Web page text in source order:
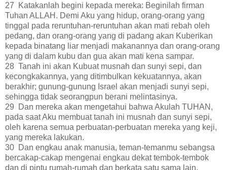
27 Katakanlah begini kepada mereka: Beginilah firman
Tuhan ALLAH. Demi Aku yang hidup, orang-orang yang
tinggal pada reruntuhan-reruntuhan akan mati rebah oleh
pedang, dan orang-orang yang di padang akan Kuberikan
kepada binatang liar menjadi makanannya dan orang-orang
yang di dalam kubu dan gua akan mati kena sampar.
28 Tanah ini akan Kubuat musnah dan sunyi sepi, dan
kecongkakannya, yang ditimbulkan kekuatannya, akan
berakhir; gunung-gunung Israel akan menjadi sunyi sepi,
sehingga tidak seorangpun berani melintasinya.
29 Dan mereka akan mengetahui bahwa Akulah TUHAN,
pada saat Aku membuat tanah ini musnah dan sunyi sepi,
oleh karena semua perbuatan-perbuatan mereka yang keji,
yang mereka lakukan.
30 Dan engkau anak manusia, teman-temanmu sebangsa
bercakap-cakap mengenai engkau dekat tembok-tembok
dan di pintu rumah-rumah dan berkata satu sama lain,